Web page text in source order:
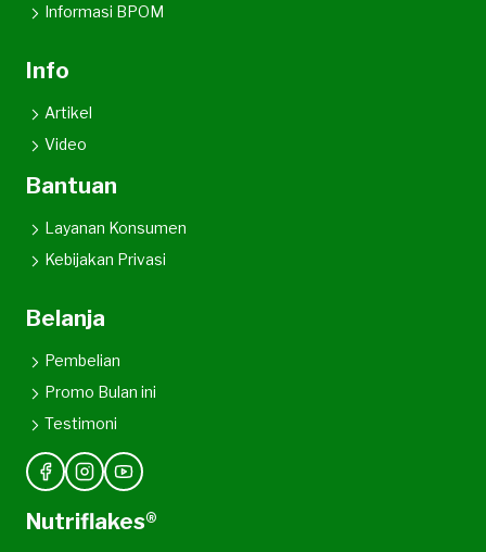
Informasi BPOM
Info
Artikel
Video
Bantuan
Layanan Konsumen
Kebijakan Privasi
Belanja
Pembelian
Promo Bulan ini
Testimoni
Nutriflakes®